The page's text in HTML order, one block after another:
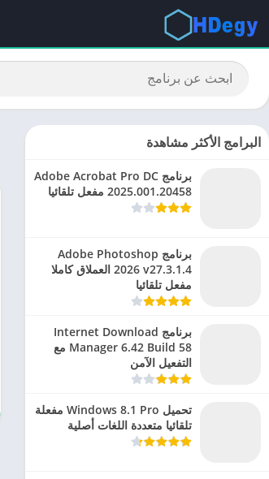
البرامج الأكثر مشاهدة
برنامج Adobe Acrobat Pro DC
2025.001.20458 مفعل تلقائيا
برنامج Adobe Photoshop
2026 v27.3.1.4 العملاق كاملا
مفعل تلقائيا
برنامج Internet Download
Manager 6.42 Build 58 مع
التفعيل الآمن
تحميل Windows 8.1 Pro مفعلة
تلقائيا متعددة اللغات أصلية